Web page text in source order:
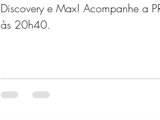
Discovery e Max! Acompanhe a
às 20h40.